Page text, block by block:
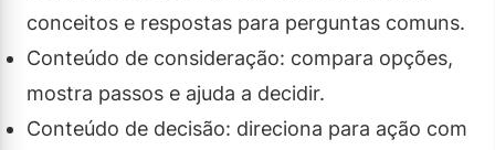
conceitos e respostas para perguntas comuns.
Conteúdo de consideração: compara opções,
mostra passos e ajuda a decidir.
Conteúdo de decisão: direciona para ação com